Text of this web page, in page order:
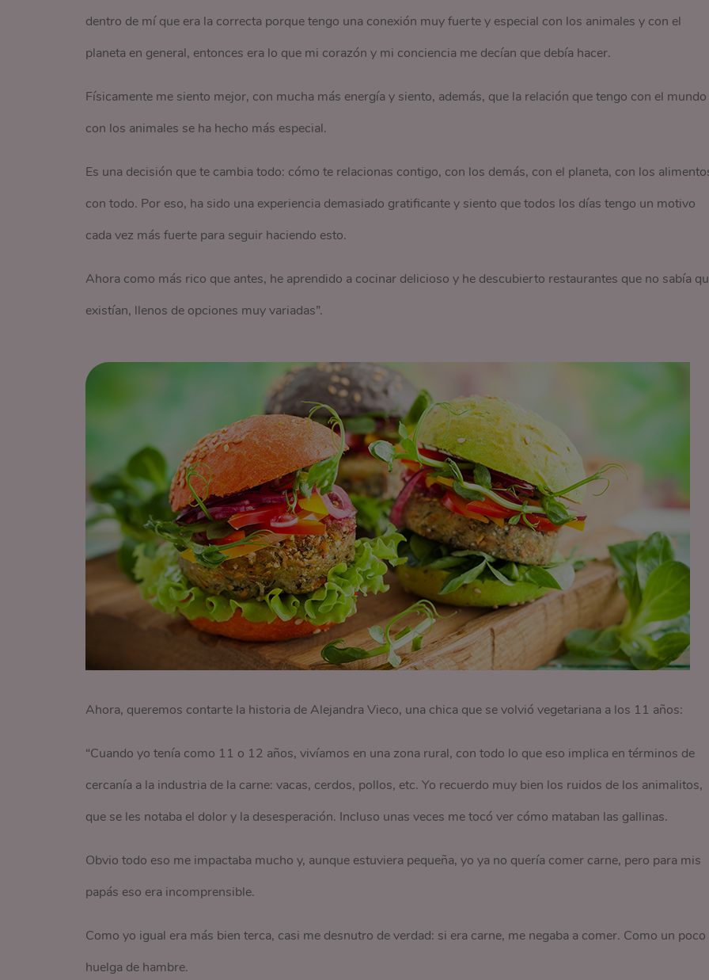
dentro de mí que era la correcta porque tengo una conexión muy fuerte y especial con los animales y con el
planeta en general, entonces era lo que mi corazón y mi conciencia me decían que debía hacer.
Físicamente me siento mejor, con mucha más energía y siento, además, que la relación que tengo con el
con los animales se ha hecho más especial.
Es una decisión que te cambia todo: cómo te relacionas contigo, con los demás, con el planeta, con los
con todo. Por eso, ha sido una experiencia demasiado gratificante y siento que todos los días tengo un motivo
cada vez más fuerte para seguir haciendo esto.
Ahora como más rico que antes, he aprendido a cocinar delicioso y he descubierto restaurantes que no sabía
existían, llenos de opciones muy variadas”.
Ahora, queremos contarte la historia de Alejandra Vieco, una chica que se volvió vegetariana a los 11 años:
“Cuando yo tenía como 11 o 12 años, vivíamos en una zona rural, con todo lo que eso implica en términos de
cercanía a la industria de la carne: vacas, cerdos, pollos, etc. Yo recuerdo muy bien los ruidos de los animalitos,
que se les notaba el dolor y la desesperación. Incluso unas veces me tocó ver cómo mataban las gallinas.
Obvio todo eso me impactaba mucho y, aunque estuviera pequeña, yo ya no quería comer carne, pero para mis
papás eso era incomprensible.
Como yo igual era más bien terca, casi me desnutro de verdad: si era carne, me negaba a comer. Como un poco
huelga de hambre.